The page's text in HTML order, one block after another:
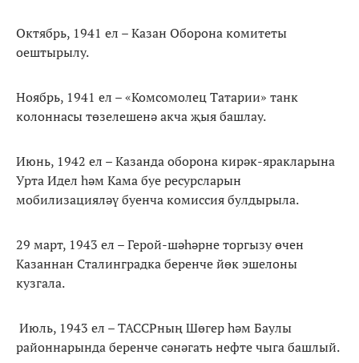
Октябрь, 1941 ел – Казан Оборона комитеты
оештырылу.
Ноябрь, 1941 ел – «Комсомолец Татарии» танк
колоннасы төзелешенә акча җыя башлау.
Июнь, 1942 ел – Казанда оборона кирәк-яракларына
Урта Идел һәм Кама буе ресурсларын
мобилизацияләү буенча комиссия булдырыла.
29 март, 1943 ел – Герой-шәһәрне торгызу өчен
Казаннан Сталинградка беренче йөк эшелоны
кузгала.
Июль, 1943 ел – ТАССРның Шөгер һәм Баулы
районнарында беренче сәнәгать нефте чыга башлый.